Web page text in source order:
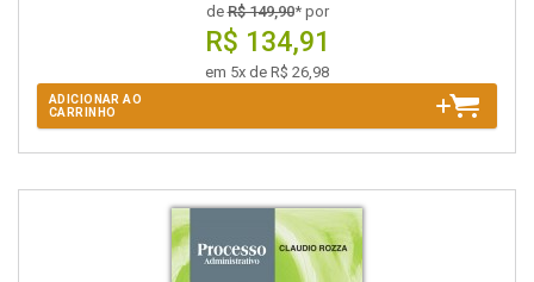
deR$ 149,90* por
R$ 134,91
em 5x de R$ 26,98
ADICIONAR AO
CARRINHO